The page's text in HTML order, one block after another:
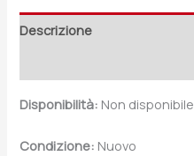
Descrizione
Disponibilità: Non disponibile
Condizione: Nuovo